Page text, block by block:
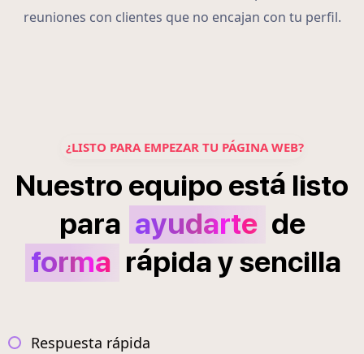
reuniones con clientes que no encajan con tu perfil.
¿LISTO PARA EMPEZAR TU PÁGINA WEB?
Nuestro equipo está listo
para ayudarte de
forma rápidaysencilla
Respuesta rápida